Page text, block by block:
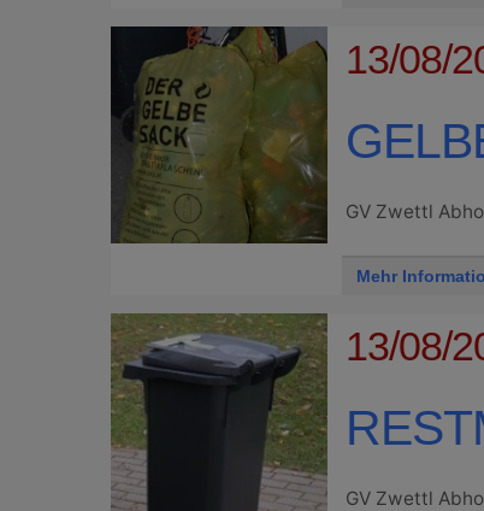
13/08/
GV Zwettl
Mehr
13/08/
GV Zwettl